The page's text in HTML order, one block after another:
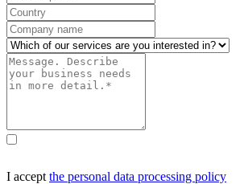
I accept the personal data processing policy